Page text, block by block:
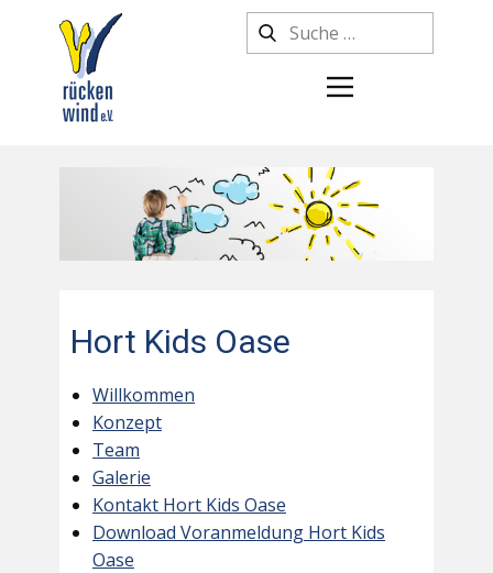
Hort Kids Oase
Willkommen
Konzept
Team
Galerie
Kontakt Hort Kids Oase
Download Voranmeldung Hort Kids
Oase